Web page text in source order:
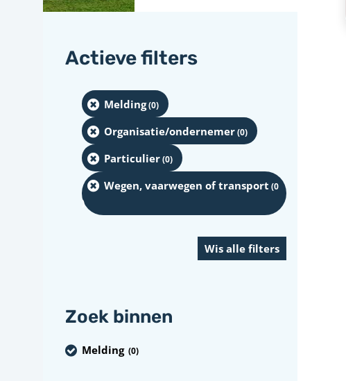
Actieve filters
Melding(0)
Organisatie/ondernemer(0)
Particulier(0)
Wegen, vaarwegen of transport (0
)
Zoek binnen
Melding (0)